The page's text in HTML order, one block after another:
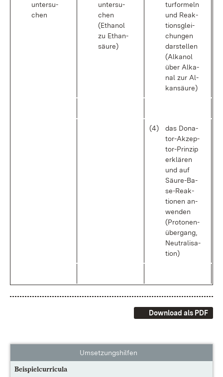
un­ter­su­
chen
un­ter­su­
chen
(Etha­nol
zu Ethan­
säu­re)
tur­for­meln
und Re­ak­
ti­ons­glei­
chun­gen
dar­stel­len
(Al­ka­nol
über Al­ka­
nal zur Al­
kan­säu­re)
(4)
das Do­na­
tor-Ak­zep­
tor-Prin­zip
er­klä­ren
und auf
Säu­re-Ba­
se-Re­ak­
tio­nen an­
wen­den
(Pro­to­nen­
über­gang,
Neu­tra­li­sa­
ti­on)
Download als PDF
Umsetzungshilfen
Beispielcurricula